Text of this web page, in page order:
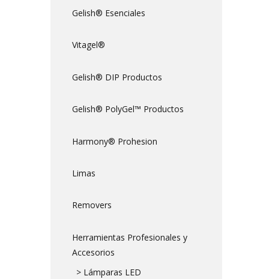
Gelish® Esenciales
Vitagel®
Gelish® DIP Productos
Gelish® PolyGel™ Productos
Harmony® Prohesion
Limas
Removers
Herramientas Profesionales y
Accesorios
> Lámparas LED